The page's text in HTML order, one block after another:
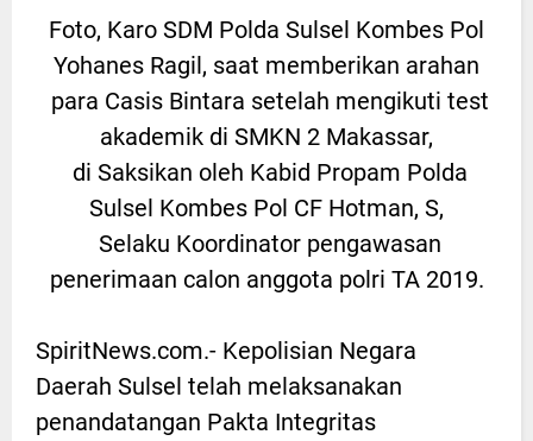
Foto, Karo SDM Polda Sulsel Kombes Pol
Yohanes Ragil, saat memberikan arahan
para Casis Bintara setelah mengikuti test
akademik di SMKN 2 Makassar,
di Saksikan oleh Kabid Propam Polda
Sulsel Kombes Pol CF Hotman, S,
Selaku Koordinator pengawasan
penerimaan calon anggota polri TA 2019.
SpiritNews.com.- Kepolisian Negara
Daerah Sulsel telah melaksanakan
penandatangan Pakta Integritas